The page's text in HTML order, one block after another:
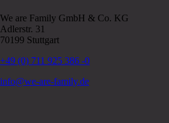
We are Family GmbH & Co. KG
Adlerstr. 31
70199 Stuttgart
+49 (0) 711 925 386 -0
info@we-are-family.de